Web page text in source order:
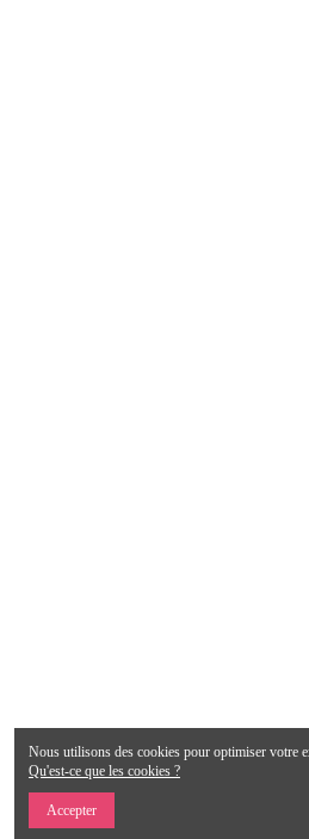
Nous utilisons des cookies pour optimiser votre
Qu'est-ce que les cookies ?
Accepter